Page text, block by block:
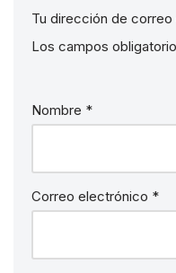
Tu dirección de
Los campos
Nombre *
Correo electrónico *